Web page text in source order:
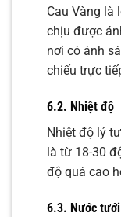
Cau Vàng là
chịu được
nơi có ánh
chiếu trực
6.2. Nhiệt độ
Nhiệt độ lý
là từ 18-30
độ quá cao
6.3. Nước tưới